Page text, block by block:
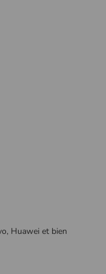
Huawei et bien